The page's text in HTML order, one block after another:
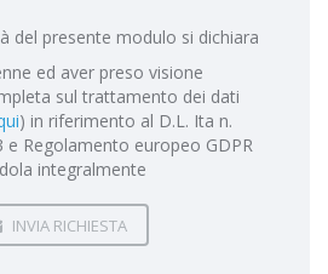
del presente modulo si dichiara
ed aver preso visione
sul trattamento dei dati
) in riferimento al D.L. Ita n.
e Regolamento europeo GDPR
integralmente
INVIA RICHIESTA